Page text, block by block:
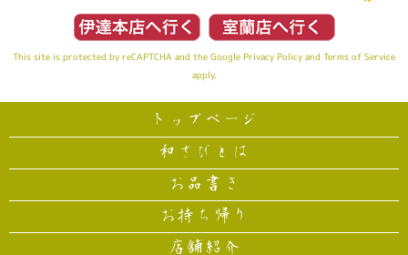
This site is protected by reCAPTCHA and the Google Privacy Policy and Terms of Service
apply.
トップページ
和さびとは
お品書き
お持ち帰り
店舗紹介